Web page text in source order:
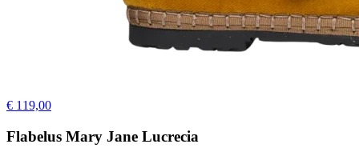
€ 119,00
Flabelus Mary Jane Lucrecia